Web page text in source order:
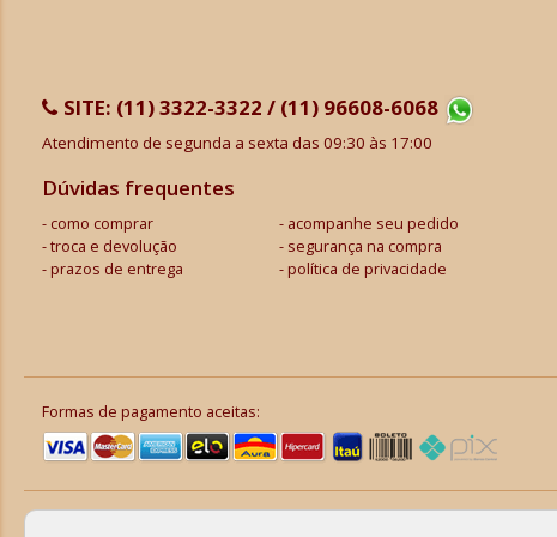
SITE: (11) 3322-3322 / (11) 96608-6068
Atendimento de segunda a sexta das 09:30 às 17:00
Dúvidas frequentes
como comprar
acompanhe seu pedido
troca e devolução
segurança na compra
prazos de entrega
política de privacidade
Formas de pagamento aceitas: